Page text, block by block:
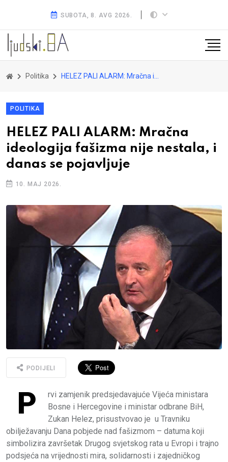
SUBOTA, 8. AVG 2026.
Politika HELEZ PALI ALARM: Mračna ideologija fašizma nije nestala, i danas se pojavljuje
POLITIKA
HELEZ PALI ALARM: Mračna
ideologija fašizma nije nestala, i
danas se pojavljuje
10. MAJ 2026.
PODIJELI
P
rvi zamjenik predsjedavajuće Vijeća ministara
Bosne i Hercegovine i ministar odbrane BiH,
Zukan Helez, prisustvovao je u Travniku
obilježavanju Dana pobjede nad fašizmom – datuma koji
simbolizira završetak Drugog svjetskog rata u Evropi i trajno
podsjeća na vrijednosti mira, solidarnosti i zajedničkog